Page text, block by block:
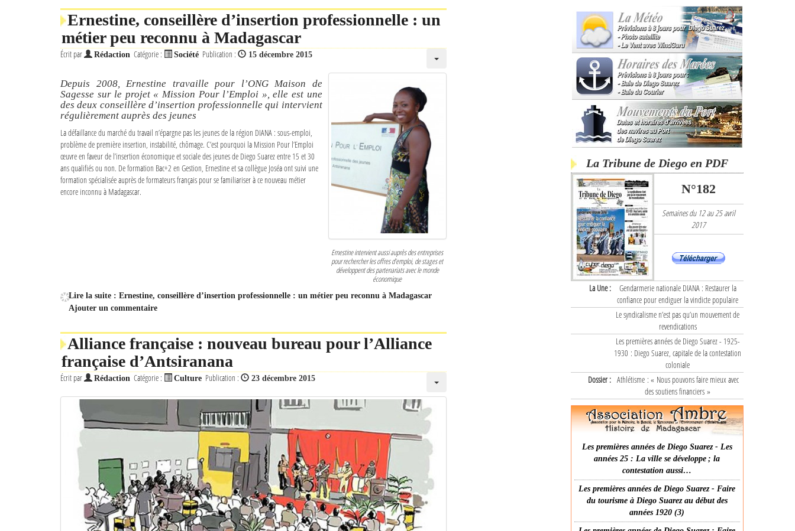
Ernestine, conseillère d’insertion professionnelle : un
métier peu reconnu à Madagascar
Écrit par Rédaction Catégorie : Société Publication : 15 décembre 2015
Ernestine intervient aussi auprès des entreprises
pour rechercher les offres d’emploi, de stages et
développent des partenariats avec le monde
économique
Depuis 2008, Ernestine travaille pour l’ONG Maison de
Sagesse sur le projet « Mission Pour l’Emploi », elle est une
des deux conseillère d’insertion professionnelle qui intervient
régulièrement auprès des jeunes
La défaillance du marché du travail n’épargne pas les jeunes de la région DIANA : sous-emploi,
problème de première insertion, instabilité, chômage. C’est pourquoi la Mission Pour l’Emploi
œuvre en faveur de l’insertion économique et sociale des jeunes de Diego Suarez entre 15 et 30
ans qualifiés ou non. De formation Bac+2 en Gestion, Ernestine et sa collègue Joséa ont suivi une
formation spécialisée auprès de formateurs français pour se familiariser à ce nouveau métier
encore inconnu à Madagascar.
Lire la suite : Ernestine, conseillère d’insertion professionnelle : un métier peu reconnu à Madagascar
Ajouter un commentaire
Alliance française : nouveau bureau pour l’Alliance
française d’Antsiranana
Écrit par Rédaction Catégorie : Culture Publication : 23 décembre 2015
La Tribune de Diego en PDF
N°182
Semaines du 12 au 25 avril
2017
La Une :
Gendarmerie nationale DIANA : Restaurer la
confiance pour endiguer la vindicte populaire
Le syndicalisme n’est pas qu’un mouvement de
revendications
Les premières années de Diego Suarez - 1925-
1930 : Diego Suarez, capitale de la contestation
coloniale
Dossier : Athlétisme : « Nous pouvons faire mieux avec
des soutiens financiers »
Les premières années de Diego Suarez - Les
années 25 : La ville se développe ; la
contestation aussi…
Les premières années de Diego Suarez - Faire
du tourisme à Diego Suarez au début des
années 1920 (3)